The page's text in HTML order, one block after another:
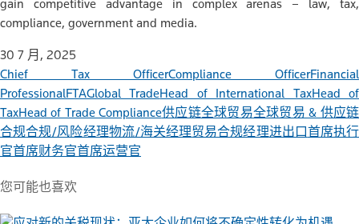
gain competitive advantage in complex arenas – law, tax,
compliance, government and media.
30 7 月, 2025
Chief Tax OfficerCompliance OfficerFinancial
ProfessionalFTAGlobal TradeHead of International TaxHead of
TaxHead of Trade Compliance供应链全球贸易全球贸易 & 供应链
合规合规/风险经理物流/海关经理贸易合规经理进出口首席执行
官首席财务官首席运营官
您可能也喜欢